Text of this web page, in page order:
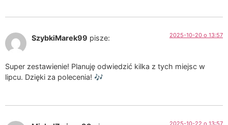
SzybkiMarek99 pisze: 2025-10-20 o 13:57
Super zestawienie! Planuję odwiedzić kilka z tych miejsc w
lipcu. Dzięki za polecenia! 🎶
2025-10-22 o 13:57